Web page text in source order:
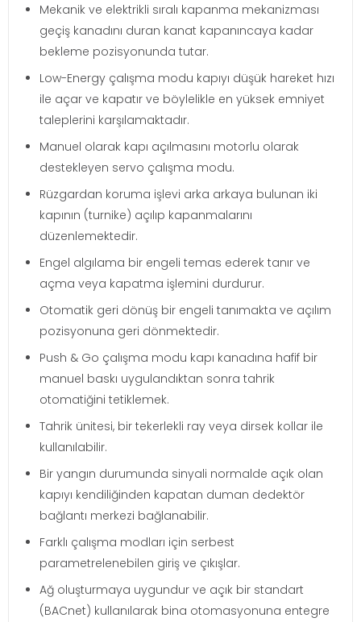
Mekanik ve elektrikli sıralı kapanma mekanizması
geçiş kanadını duran kanat kapanıncaya kadar
bekleme pozisyonunda tutar.
Low-Energy çalışma modu kapıyı düşük hareket hızı
ile açar ve kapatır ve böylelikle en yüksek emniyet
taleplerini karşılamaktadır.
Manuel olarak kapı açılmasını motorlu olarak
destekleyen servo çalışma modu.
Rüzgardan koruma işlevi arka arkaya bulunan iki
kapının (turnike) açılıp kapanmalarını
düzenlemektedir.
Engel algılama bir engeli temas ederek tanır ve
açma veya kapatma işlemini durdurur.
Otomatik geri dönüş bir engeli tanımakta ve açılım
pozisyonuna geri dönmektedir.
Push & Go çalışma modu kapı kanadına hafif bir
manuel baskı uygulandıktan sonra tahrik
otomatiğini tetiklemek.
Tahrik ünitesi, bir tekerlekli ray veya dirsek kollar ile
kullanılabilir.
Bir yangın durumunda sinyali normalde açık olan
kapıyı kendiliğinden kapatan duman dedektör
bağlantı merkezi bağlanabilir.
Farklı çalışma modları için serbest
parametrelenebilen giriş ve çıkışlar.
Ağ oluşturmaya uygundur ve açık bir standart
(BACnet) kullanılarak bina otomasyonuna entegre